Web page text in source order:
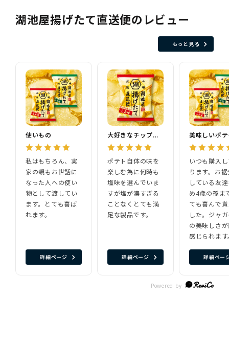
湖池屋揚げたて直送便のレビュー
もっと見る
使いもの
詳細ページ
私はもちろん、実
家の親もお世話に
なった人への使い
物として渡してい
ます。とても喜ば
れます。
大好きなチップスです
詳細ページ
ポテト自体の味を
楽しむ為に何時も
塩味を選んでいま
すが塩が濃すぎる
ことなくとても満
足な製品です。
美味しいポ
詳細ペー
いつも購入
ります。お
している友
め4歳の孫ま
ても喜んで
した。ジャ
の美味しさ
感じられま